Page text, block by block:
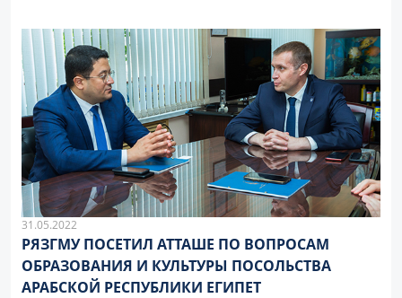
31.05.2022
РЯЗГМУ ПОСЕТИЛ АТТАШЕ ПО ВОПРОСАМ
ОБРАЗОВАНИЯ И КУЛЬТУРЫ ПОСОЛЬСТВА
АРАБСКОЙ РЕСПУБЛИКИ ЕГИПЕТ